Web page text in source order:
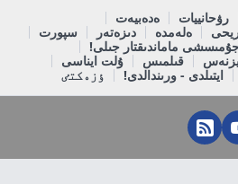
رۋحانييات
ەدەبيەت
ەلەمدە دىزەتەر
سپورت
ماماندىقتار جىلى!
قىلمىس
ۇلت ايناسى
ايتىلدى - ورىندالدى! ٶزەكتٸ